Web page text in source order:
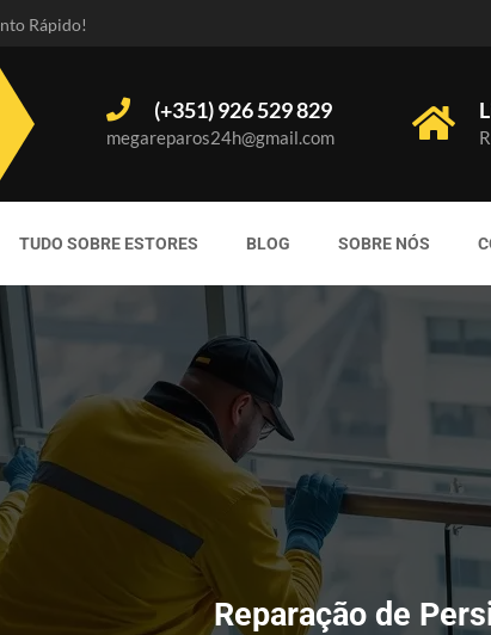
Rápido!
(+351) 926 529 829
megareparos24h@gmail.com
TUDO SOBRE ESTORES BLOG SOBRE NÓS
Reparação de